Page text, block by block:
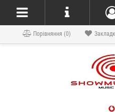
Порівняння (0)